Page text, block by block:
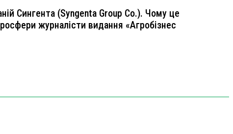
Сингента (Syngenta Group Co.). Чому це
журналісти видання «Агробізнес